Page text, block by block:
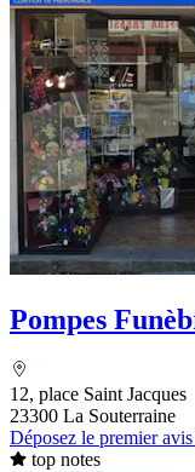
Pompes
12, place Saint Jacques
23300 La Souterraine
Déposez le premier
top notes